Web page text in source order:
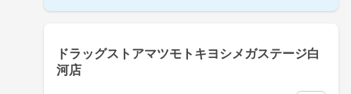
ドラッグストアマツモトキヨシメガステージ白
河店